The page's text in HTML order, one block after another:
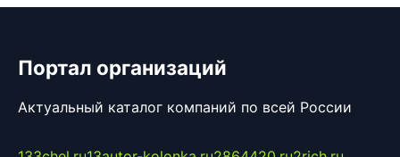
Портал организаций
Актуальный каталог компаний по всей России